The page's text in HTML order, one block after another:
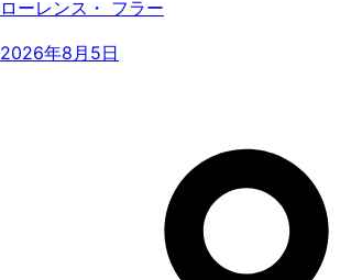
ローレンス・ フラー
2026年8月5日